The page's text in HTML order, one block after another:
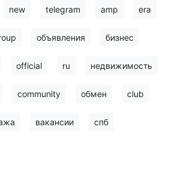
new telegram amp era
объявления бизнес
official ru недвижимость
community обмен club
вакансии спб